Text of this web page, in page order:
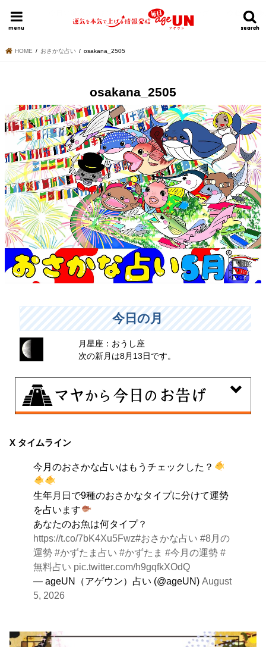
search
search
menu
HOME 明日の運勢ランキング 今週の運勢
HOME おさかな占い osakana_2505
osakana_2505
今日の月
月星座：おうし座
次の新月は8月13日です。
曖昧な気持ちで人と付き合うことはタブーとされる日。
です。
X タイムライン
今月のおさかな占いはもうチェックした？
生年月日で9種のおさかなタイプに分けて運勢
を占います
あなたのお魚は何タイプ？
https://t.co/7bK4Xu5Fwz#おさかな占い #8月の
運勢 #かずたま占い #かずたま #今月の運勢 #
無料占い pic.twitter.com/h9gqfkXOdQ
— ageUN（アゲウン）占い (@ageUN)August
5, 2026